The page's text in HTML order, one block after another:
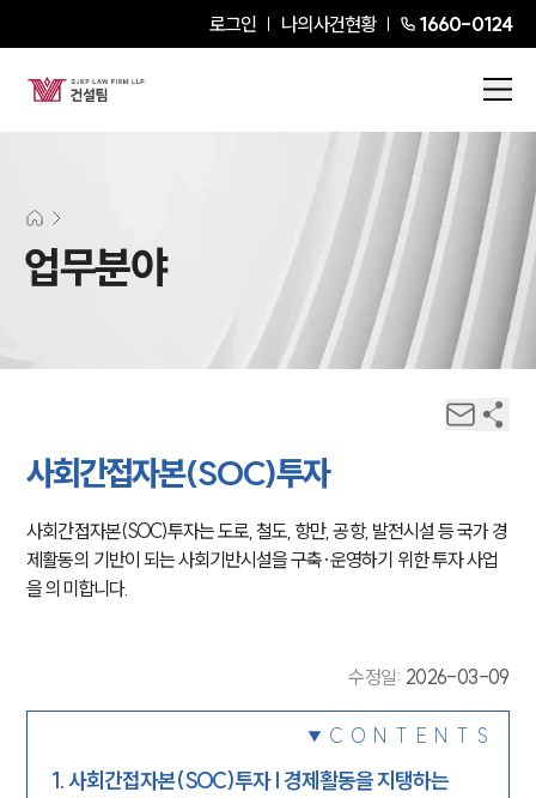
로그인 나의사건현황 1660-0124
업무분야
사회간접자본(SOC)투자
사회간접자본(SOC)투자는 도로, 철도, 항만, 공항, 발전시설 등 국가 경
제활동의 기반이 되는 사회기반시설을 구축·운영하기 위한 투자 사업
을 의미합니다.
수정일: 2026-03-09
CONTENTS
1.사회간접자본(SOC)투자 | 경제활동을 지탱하는